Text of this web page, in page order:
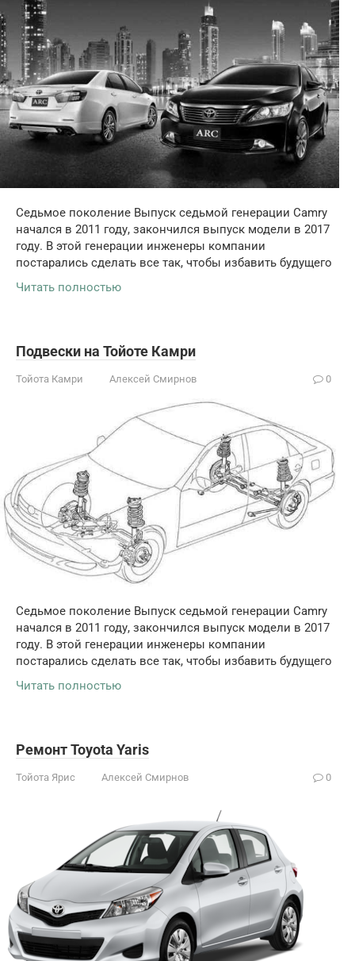
Седьмое поколение Выпуск седьмой генерации Camry
начался в 2011 году, закончился выпуск модели в 2017
году. В этой генерации инженеры компании
постарались сделать все так, чтобы избавить будущего
Читать полностью
Подвески на Тойоте Камри
Тойота Камри Алексей Смирнов 0
Седьмое поколение Выпуск седьмой генерации Camry
начался в 2011 году, закончился выпуск модели в 2017
году. В этой генерации инженеры компании
постарались сделать все так, чтобы избавить будущего
Читать полностью
Ремонт Toyota Yaris
Тойота Ярис Алексей Смирнов 0